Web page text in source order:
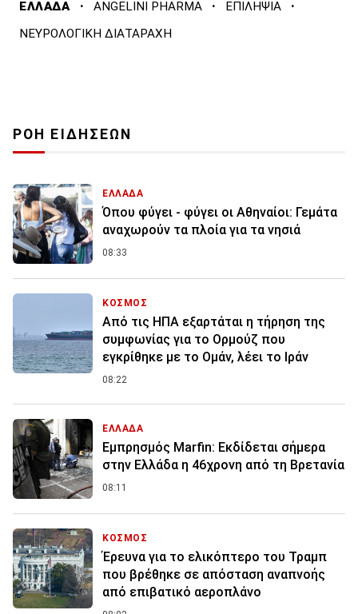
ΕΛΛΑΔΑ · ANGELINI PHARMA · ΕΠΙΛΗΨΙΑ ·
ΝΕΥΡΟΛΟΓΙΚΗ ΔΙΑΤΑΡΑΧΗ
ΡΟΗ ΕΙΔΗΣΕΩΝ
ΕΛΛΑΔΑ
Όπου φύγει - φύγει οι Αθηναίοι: Γεμάτα
αναχωρούν τα πλοία για τα νησιά
08:33
ΚΟΣΜΟΣ
Από τις ΗΠΑ εξαρτάται η τήρηση της
συμφωνίας για το Ορμούζ που
εγκρίθηκε με το Ομάν, λέει το Ιράν
08:22
ΕΛΛΑΔΑ
Εμπρησμός Marfin: Εκδίδεται σήμερα
στην Ελλάδα η 46χρονη από τη Βρετανία
08:11
ΚΟΣΜΟΣ
Έρευνα για το ελικόπτερο του Τραμπ
που βρέθηκε σε απόσταση αναπνοής
από επιβατικό αεροπλάνο